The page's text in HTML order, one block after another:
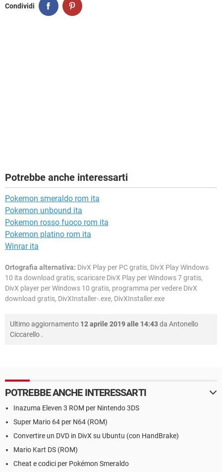
Condividi
Potrebbe anche interessarti
Pokemon smeraldo rom ita
Pokemon unbound ita
Pokemon rosso fuoco rom ita
Pokemon platino rom ita
Winrar ita
Ortografia alternativa: DivX Play per PC gratis, DivX Play Windows
10 ita download gratis, scaricare DivX Play per Windows 7 gratis,
DivX player per Windows 10 gratis, programma per vedere DivX
download gratis, DivXInstaller-.exe, DivXInstaller.exe
Ultimo aggiornamento 12 aprile 2019 alle 14:43da Antonello
Ciccarello .
POTREBBE ANCHE INTERESSARTI
Inazuma Eleven 3 ROM per Nintendo 3DS
Super Mario 64 per N64 (ROM)
Convertire un DVD in DivX su Ubuntu (con HandBrake)
Mario Kart DS (ROM)
Cheat e codici per Pokémon Smeraldo